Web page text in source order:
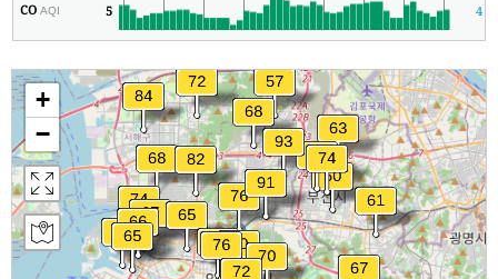
COAQI 5 4
+
−